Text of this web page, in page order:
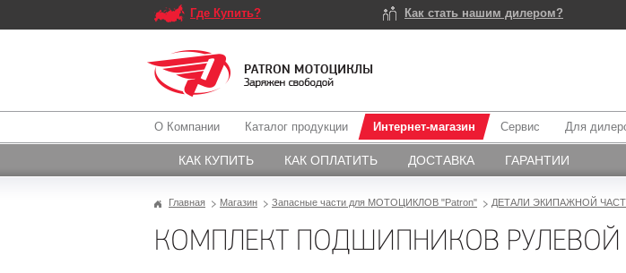
Где Купить? Как стать нашим дилером?
О Компании Каталог продукции Интернет-магазин
КАК КУПИТЬ КАК ОПЛАТИТЬ ДОСТАВКА ГАРАНТИИ
Сервис Для
Главная Магазин Запасные части для МОТОЦИКЛОВ "Patron" ДЕТАЛИ ЭКИПАЖНОЙ
КОМПЛЕКТ ПОДШИПНИКОВ РУЛЕВОЙ